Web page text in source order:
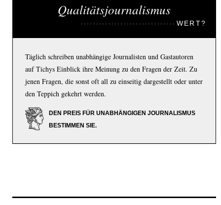
Qualitätsjournalismus
WERT?
Täglich schreiben unabhängige Journalisten und Gastautoren
auf Tichys Einblick ihre Meinung zu den Fragen der Zeit. Zu
jenen Fragen, die sonst oft all zu einseitig dargestellt oder unter
den Teppich gekehrt werden.
DEN PREIS FÜR UNABHÄNGIGEN JOURNALISMUS
BESTIMMEN SIE.